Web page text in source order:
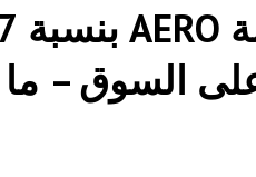
السوق –